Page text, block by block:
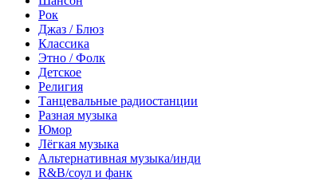
Рок
Джаз / Блюз
Классика
Этно / Фолк
Детское
Религия
Танцевальные радиостанции
Разная музыка
Юмор
Лёгкая музыка
Альтернативная музыка/инди
R&B/cоул и фанк